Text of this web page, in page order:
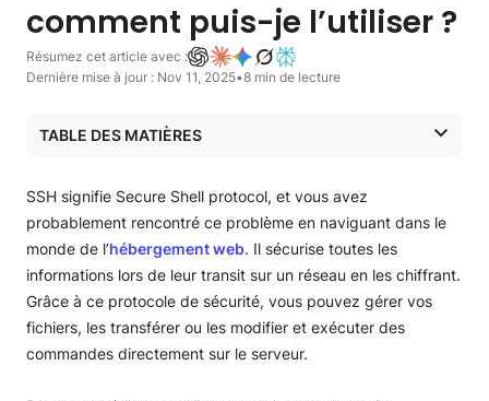
comment puis-je l’utiliser ?
Résumez cet article avec :
Dernière mise à jour : Nov 11, 2025•8 min de lecture
TABLE DES MATIÈRES
Définition
Fonctionnalités SSH expliquées
À quoi sert le protocole SSH ?
Quelles sont les différentes méthodes d’authentification
Authentification par mot de passe
Authentification PKI
Architecture et composants SSH
SSH signifie Secure Shell protocol, et vous avez
probablement rencontré ce problème en naviguant dans le
monde de l’hébergement web. Il sécurise toutes les
informations lors de leur transit sur un réseau en les chiffrant.
Grâce à ce protocole de sécurité, vous pouvez gérer vos
fichiers, les transférer ou les modifier et exécuter des
commandes directement sur le serveur.